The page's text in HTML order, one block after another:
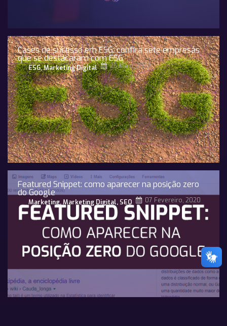
Cases de sucesso em ESG: confira sete empresas
que se destacaram com ESG
ESG,Marketing Digital 26 Maio, 2022
Featured Snippet: como aparecer na posição zero
do Google
Marketing,Marketing Digital, SEO 07 Fevereiro, 2020